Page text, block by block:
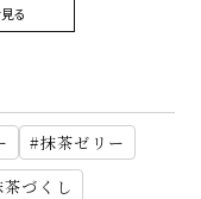
る
抹茶ゼリー
茶づくし